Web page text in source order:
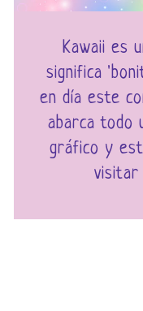
Kawaii es
significa
en día este
abarca todo
gráfico y